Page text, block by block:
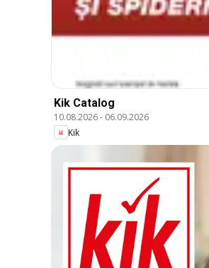
Kik Catalog
10.08.2026- 06.09.2026
Kik